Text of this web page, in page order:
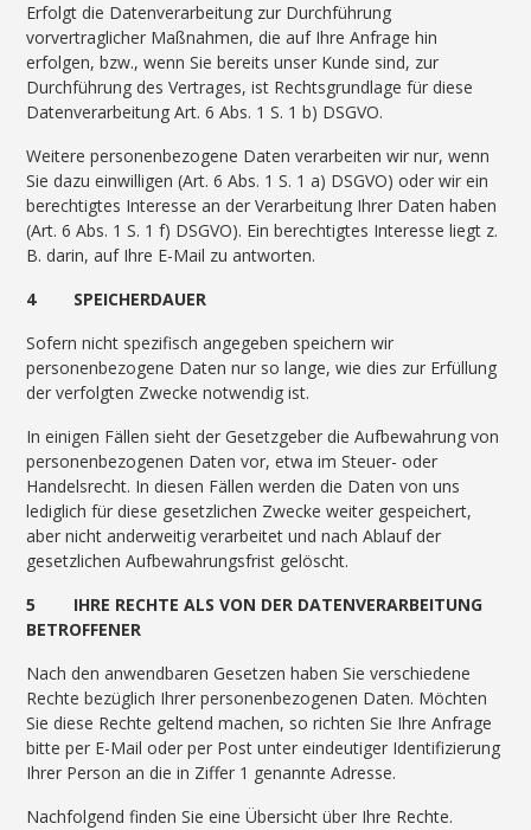
Erfolgt die Datenverarbeitung zur Durchführung
vorvertraglicher Maßnahmen, die auf Ihre Anfrage hin
erfolgen, bzw., wenn Sie bereits unser Kunde sind, zur
Durchführung des Vertrages, ist Rechtsgrundlage für diese
Datenverarbeitung Art. 6 Abs. 1 S. 1 b) DSGVO.
Weitere personenbezogene Daten verarbeiten wir nur, wenn
Sie dazu einwilligen (Art. 6 Abs. 1 S. 1 a) DSGVO) oder wir ein
berechtigtes Interesse an der Verarbeitung Ihrer Daten haben
(Art. 6 Abs. 1 S. 1 f) DSGVO). Ein berechtigtes Interesse liegt z.
B. darin, auf Ihre E-Mail zu antworten.
4 SPEICHERDAUER
Sofern nicht spezifisch angegeben speichern wir
personenbezogene Daten nur so lange, wie dies zur Erfüllung
der verfolgten Zwecke notwendig ist.
In einigen Fällen sieht der Gesetzgeber die Aufbewahrung von
personenbezogenen Daten vor, etwa im Steuer- oder
Handelsrecht. In diesen Fällen werden die Daten von uns
lediglich für diese gesetzlichen Zwecke weiter gespeichert,
aber nicht anderweitig verarbeitet und nach Ablauf der
gesetzlichen Aufbewahrungsfrist gelöscht.
5 IHRE RECHTE ALS VON DER DATENVERARBEITUNG
BETROFFENER
Nach den anwendbaren Gesetzen haben Sie verschiedene
Rechte bezüglich Ihrer personenbezogenen Daten. Möchten
Sie diese Rechte geltend machen, so richten Sie Ihre Anfrage
bitte per E-Mail oder per Post unter eindeutiger Identifizierung
Ihrer Person an die in Ziffer 1 genannte Adresse.
Nachfolgend finden Sie eine Übersicht über Ihre Rechte.